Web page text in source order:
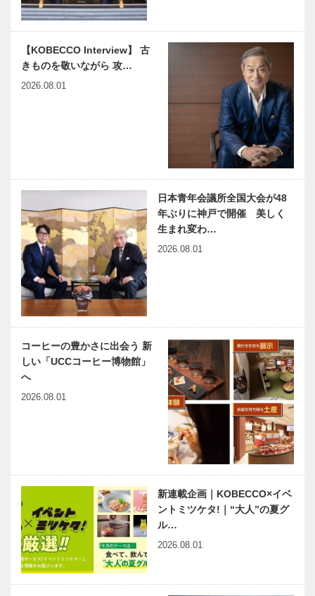
森 神戸」へ
ようこそ
クラブチーム
「神戸ファス
トジャイロ」
ぬ想い
輝く女性Ⅲ
Vol.13 アー
ティスト 高
橋 ひとみさ
ん
一人で抱え込
まないで！
「こども・若
者ケアラー相
談・支援窓
口」開設
木のすまいプ
ロジェクト｜
兵庫県医師会
の「みんなの
医療社会学」
まされる「腰
痛」のはなし
連載コラム
「続・第二の
プレイボー
ル」 ｜
斎から62
「触媒のう
た」余滴、
「天秤」
神戸のカクシ
分に合ったか
ぶり心地の良
NEKOBE｜
vol.30 ｜トア
ロードデリカ
テッセン
【KOBECCO Interview】 古
きものを敬いながら 攻…
2026.08.01
日本青年会議所全国大会が48
年ぶりに神戸で開催 美しく
生まれ変わ…
2026.08.01
コーヒーの豊かさに出会う 新
しい「UCCコーヒー博物館」
へ
2026.08.01
新連載企画｜KOBECCO×イベ
ントミツケタ!｜“大人”の夏グ
ル…
2026.08.01